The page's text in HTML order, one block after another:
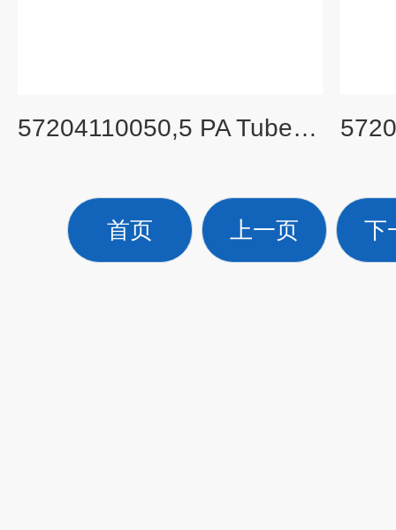
57204110050,5 PA Tube Tube-UC 旧货号： S300534A
首页 上一页 下